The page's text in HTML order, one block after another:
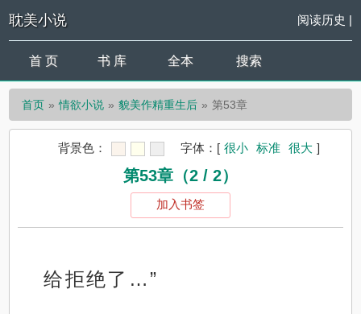
耽美小说 阅读历史 |
首 页 书 库 全本 搜索
首页 情欲小说 貌美作精重生后 第53章
背景色： 字体： [ 很小 标准 很大 ]
第53章（2 / 2）
加入书签
给拒绝了…”